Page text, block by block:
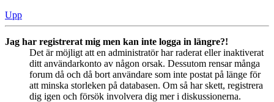
Upp
Jag har registrerat mig men kan inte logga in längre?!
Det är möjligt att en administratör har raderat eller inaktiverat
ditt användarkonto av någon orsak. Dessutom rensar många
forum då och då bort användare som inte postat på länge för
att minska storleken på databasen. Om så har skett, registrera
dig igen och försök involvera dig mer i diskussionerna.